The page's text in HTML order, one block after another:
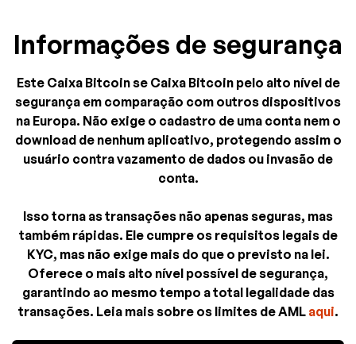
Informações de segurança
Este Caixa Bitcoin se Caixa Bitcoin pelo alto nível de
segurança em comparação com outros dispositivos
na Europa. Não exige o cadastro de uma conta nem o
download de nenhum aplicativo, protegendo assim o
usuário contra vazamento de dados ou invasão de
conta.
Isso torna as transações não apenas seguras, mas
também rápidas. Ele cumpre os requisitos legais de
KYC, mas não exige mais do que o previsto na lei.
Oferece o mais alto nível possível de segurança,
garantindo ao mesmo tempo a total legalidade das
transações. Leia mais sobre os limites de AML aqui.